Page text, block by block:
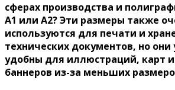
сферах производства и
А1 или А2? Эти размеры также
используются для печати и
технических документов, но они
удобны для иллюстраций, карт
баннеров из-за меньших